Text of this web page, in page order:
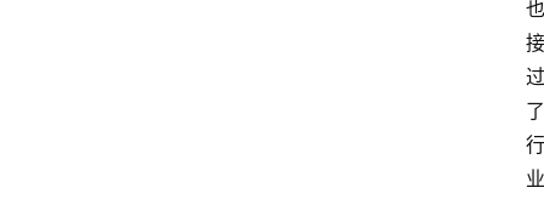
也
接
过
了
行
业